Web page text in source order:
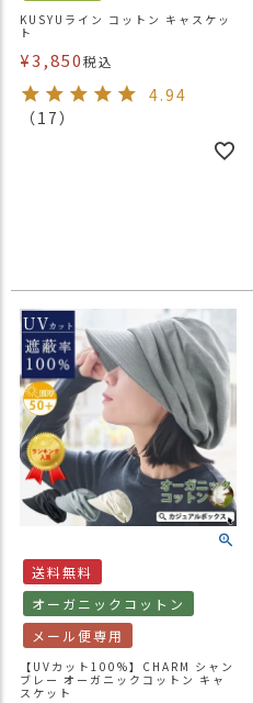
KUSYUライン コットン キャスケッ
ト
¥3,850税込
4.94
（17）
送料無料
オーガニックコットン
メール便専用
【UVカット100%】CHARM シャン
ブレー オーガニックコットン キャ
スケット